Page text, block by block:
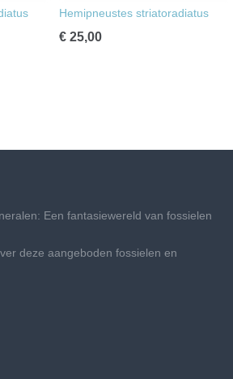
Hemipneustes striatoradiatus
€ 25,00
Een fantasiewereld van fossielen
deze aangeboden fossielen en